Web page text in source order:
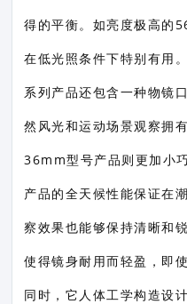
得的平衡。如亮度极高的
在低光照条件下特别有用
系列产品还包含一种物镜
然风光和运动场景观察拥
36mm型号产品则更加小
产品的全天候性能保证在
察效果也能够保持清晰和
使得镜身耐用而轻盈，即
同时，它人体工学构造设